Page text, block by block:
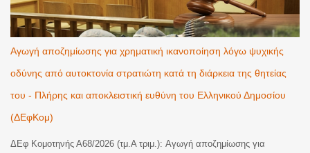
Αγωγή αποζημίωσης για χρηματική ικανοποίηση λόγω ψυχικής
οδύνης από αυτοκτονία στρατιώτη κατά τη διάρκεια της θητείας
του - Πλήρης και αποκλειστική ευθύνη του Ελληνικού Δημοσίου
(ΔΕφΚομ)
ΔΕφ Κομοτηνής Α68/2026 (τμ.Α τριμ.): Αγωγή αποζημίωσης για